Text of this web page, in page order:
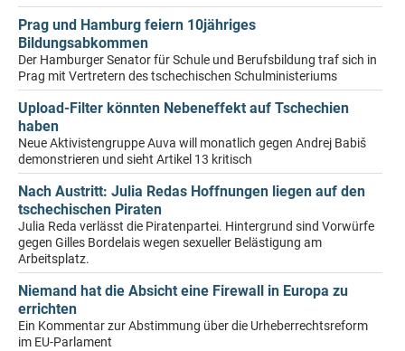
Prag und Hamburg feiern 10jähriges
Bildungsabkommen
Der Hamburger Senator für Schule und Berufsbildung traf sich in
Prag mit Vertretern des tschechischen Schulministeriums
Upload-Filter könnten Nebeneffekt auf Tschechien
haben
Neue Aktivistengruppe Auva will monatlich gegen Andrej Babiš
demonstrieren und sieht Artikel 13 kritisch
Nach Austritt: Julia Redas Hoffnungen liegen auf den
tschechischen Piraten
Julia Reda verlässt die Piratenpartei. Hintergrund sind Vorwürfe
gegen Gilles Bordelais wegen sexueller Belästigung am
Arbeitsplatz.
Niemand hat die Absicht eine Firewall in Europa zu
errichten
Ein Kommentar zur Abstimmung über die Urheberrechtsreform
im EU-Parlament